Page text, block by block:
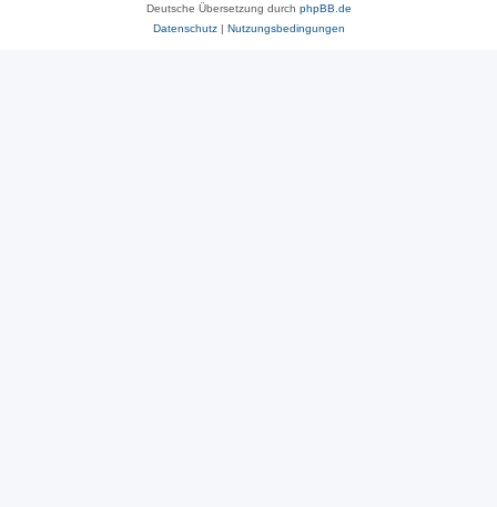
Deutsche Übersetzung durch phpBB.de
Datenschutz| Nutzungsbedingungen